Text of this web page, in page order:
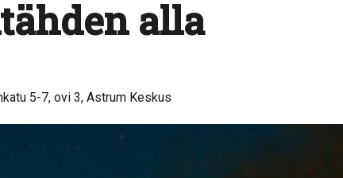
alla
5-7, ovi 3, Astrum Keskus